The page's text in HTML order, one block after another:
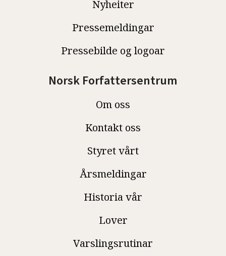
Nyheiter
Pressemeldingar
Pressebilde og logoar
Norsk Forfattersentrum
Om oss
Kontakt oss
Styret vårt
Årsmeldingar
Historia vår
Lover
Varslingsrutinar